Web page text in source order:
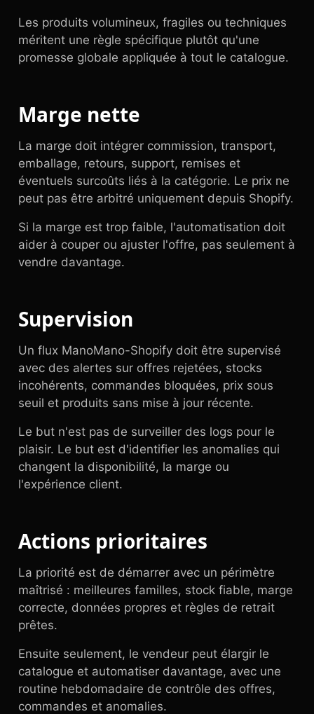
Les produits volumineux, fragiles ou techniques
méritent une règle spécifique plutôt qu'une
promesse globale appliquée à tout le catalogue.
Marge nette
La marge doit intégrer commission, transport,
emballage, retours, support, remises et
éventuels surcoûts liés à la catégorie. Le prix ne
peut pas être arbitré uniquement depuis Shopify.
Si la marge est trop faible, l'automatisation doit
aider à couper ou ajuster l'offre, pas seulement à
vendre davantage.
Supervision
Un flux ManoMano-Shopify doit être supervisé
avec des alertes sur offres rejetées, stocks
incohérents, commandes bloquées, prix sous
seuil et produits sans mise à jour récente.
Le but n'est pas de surveiller des logs pour le
plaisir. Le but est d'identifier les anomalies qui
changent la disponibilité, la marge ou
l'expérience client.
Actions prioritaires
La priorité est de démarrer avec un périmètre
maîtrisé : meilleures familles, stock fiable, marge
correcte, données propres et règles de retrait
prêtes.
Ensuite seulement, le vendeur peut élargir le
catalogue et automatiser davantage, avec une
routine hebdomadaire de contrôle des offres,
commandes et anomalies.